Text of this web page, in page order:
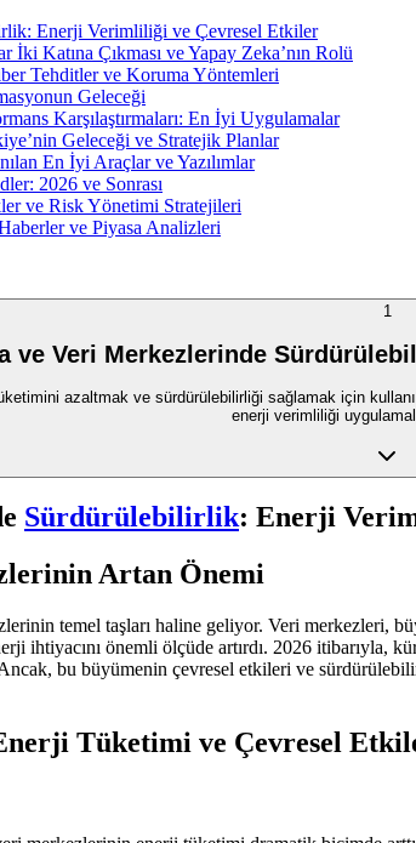
Enerji Verimliliği ve Çevresel Etkiler
Katına Çıkması ve Yapay Zeka’nın Rolü
Tehditler ve Koruma Yöntemleri
Geleceği
Karşılaştırmaları: En İyi Uygulamalar
Geleceği ve Stratejik Planlar
En İyi Araçlar ve Yazılımlar
2026 ve Sonrası
ve Risk Yönetimi Stratejileri
ve Piyasa Analizleri
1
ve Veri Merkezlerinde
azaltmak ve sürdürülebilirliği sağlamak için
enerji verimliliği
Sürdürülebilirlik: Enerji
Artan Önemi
temel taşları haline geliyor. Veri merkezleri,
ihtiyacını önemli ölçüde artırdı. 2026
Ancak, bu büyümenin çevresel etkileri ve
Tüketimi ve Çevresel